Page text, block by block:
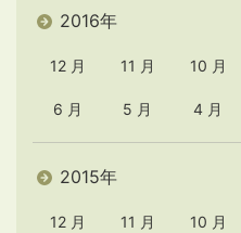
2016年
12 月 11 月 10 月
6 月 5 月 4 月
2015年
12 月 11 月 10 月